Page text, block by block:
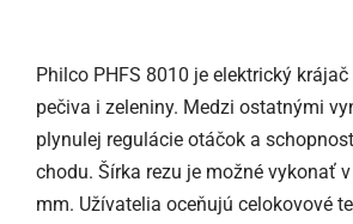
Philco PHFS 8010 je elektrický
pečiva i zeleniny. Medzi ostatnými
plynulej regulácie otáčok a
chodu. Šírka rezu je možné vykonať
mm. Užívatelia oceňujú celokovové